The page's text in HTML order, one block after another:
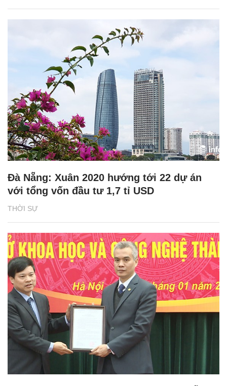
THỜI SỰ
Đà Nẵng: Xuân 2020 hướng tới 22 dự án
với tổng vốn đầu tư 1,7 tỉ USD